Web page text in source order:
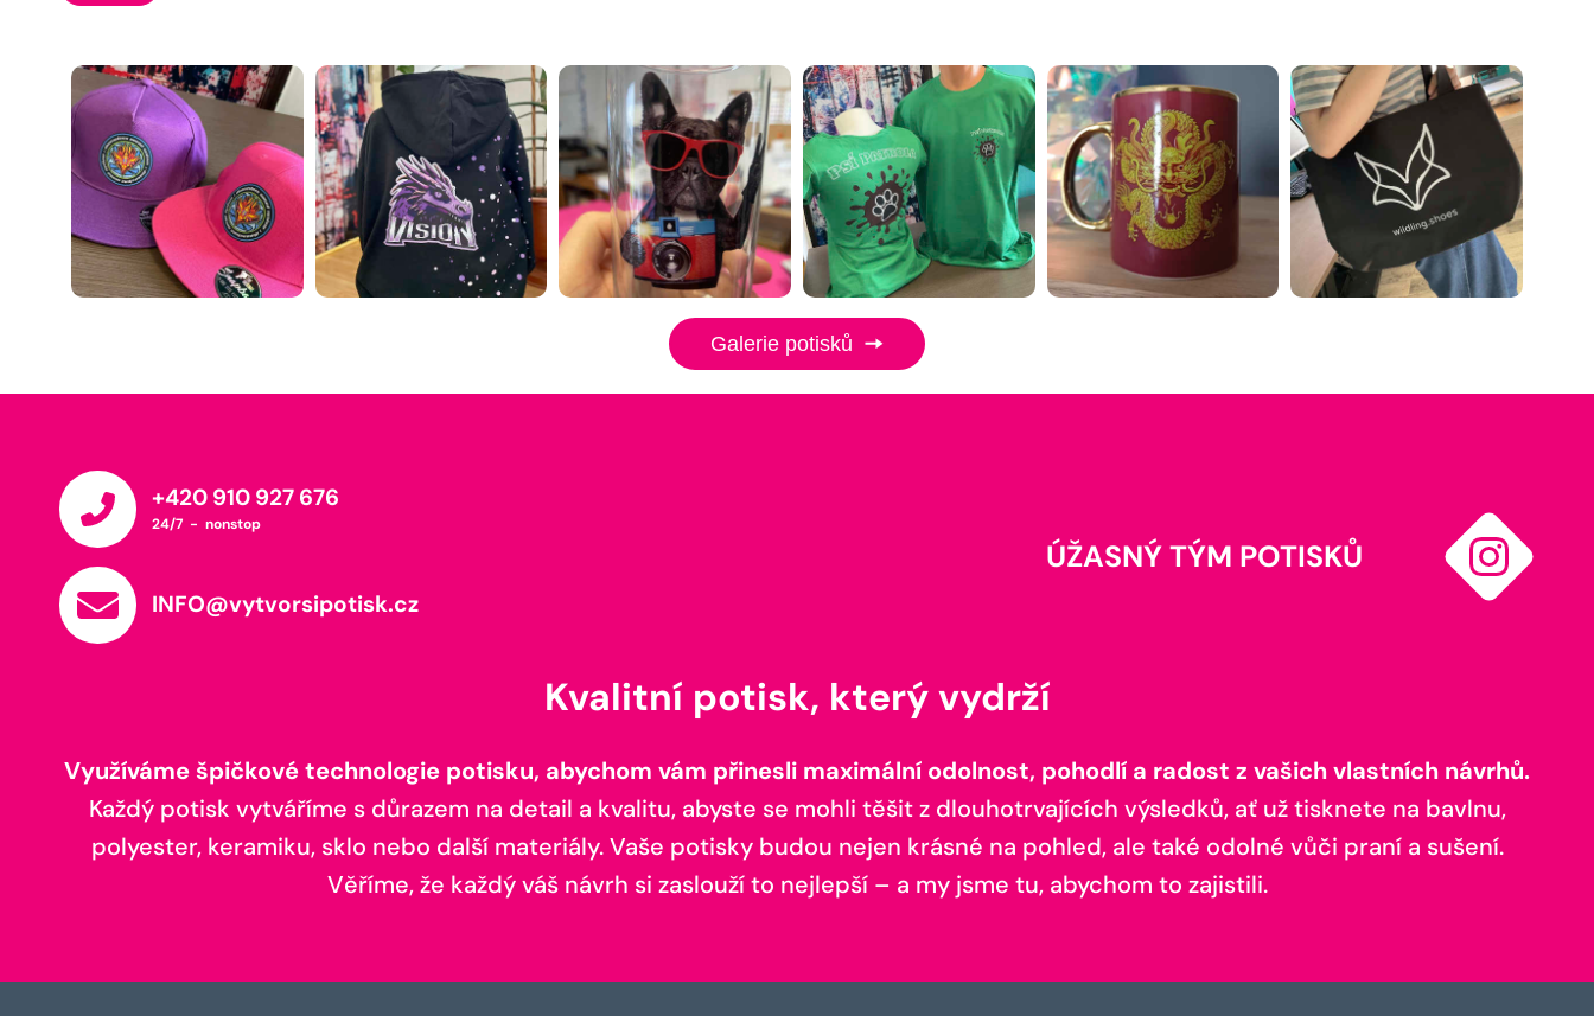
Galerie potisků
+420 910 927 676
24/7 - nonstop
INFO@vytvorsipotisk.cz
ÚŽASNÝ TÝM POTISKŮ
Kvalitní potisk, který vydrží
Využíváme špičkové technologie potisku, abychom vám přinesli maximální odolnost, pohodlí a radost z vašich vlastních návrhů.
Každý potisk vytváříme s důrazem na detail a kvalitu, abyste se mohli těšit z dlouhotrvajících výsledků, ať už tisknete na bavlnu,
polyester, keramiku, sklo nebo další materiály. Vaše potisky budou nejen krásné na pohled, ale také odolné vůči praní a sušení.
Věříme, že každý váš návrh si zaslouží to nejlepší – a my jsme tu, abychom to zajistili.